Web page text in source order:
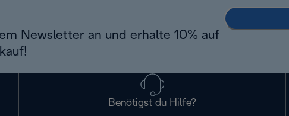
Newsletter an und erhalte 10% auf
Benötigst du Hilfe?